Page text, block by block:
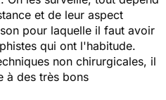
et de leur aspect
pour laquelle il faut avoir
qui ont l'habitude.
non chirurgicales, il
à des très bons